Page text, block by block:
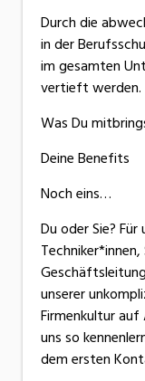
Durch die
in der
im gesamten
vertieft werden.
Was Du
Deine Benefits
Noch eins…
Du oder Sie? Für
unserer
Firmenkultur
uns so
dem ersten